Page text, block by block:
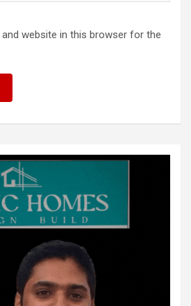
and website in this browser for the